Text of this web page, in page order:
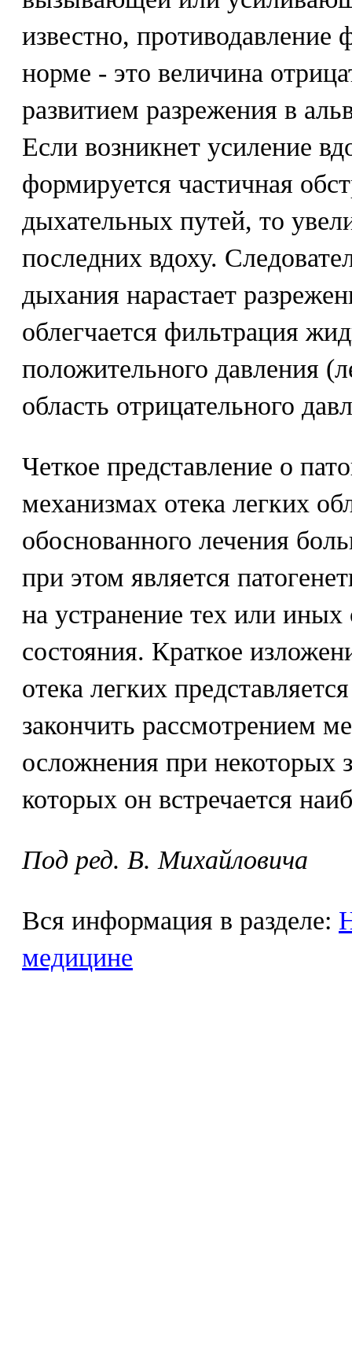
известно, противодавление
норме - это величина
развитием разрежения в
Если возникнет усиление
формируется частичная
дыхательных путей, то
последних вдоху.
дыхания нарастает
облегчается фильтрация
положительного давления
область отрицательного
Четкое представление о
механизмах отека легких
обоснованного лечения
при этом является
на устранение тех или иных
состояния. Краткое
отека легких
закончить рассмотрением
осложнения при некоторых
которых он встречается
Под ред. В. Михайловича
Вся информация в разделе:
медицине